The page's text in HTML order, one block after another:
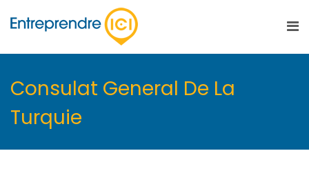
Consulat General De La
Turquie